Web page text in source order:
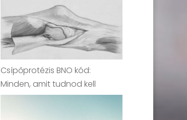
Csípőprotézis BNO kód:
Minden, amit tudnod kell